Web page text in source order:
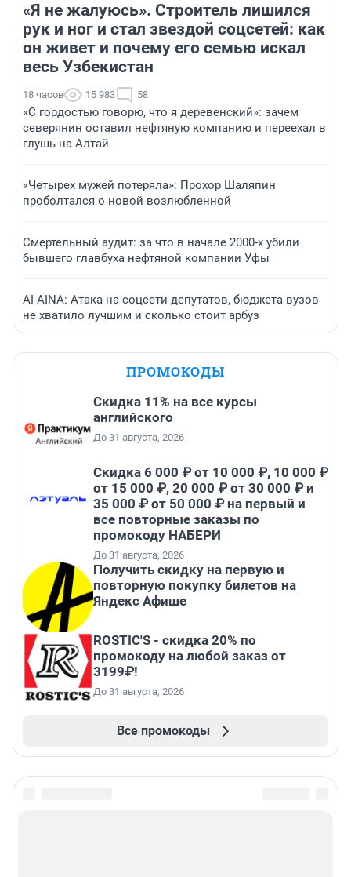
«Я не жалуюсь». Строитель лишился
рук и ног и стал звездой соцсетей: как
он живет и почему его семью искал
весь Узбекистан
18 часов 15 983 58
«С гордостью говорю, что я деревенский»: зачем
северянин оставил нефтяную компанию и переехал в
глушь на Алтай
«Четырех мужей потеряла»: Прохор Шаляпин
проболтался о новой возлюбленной
Смертельный аудит: за что в начале 2000-х убили
бывшего главбуха нефтяной компании Уфы
AI-AINA: Атака на соцсети депутатов, бюджета вузов
не хватило лучшим и сколько стоит арбуз
ПРОМОКОДЫ
Скидка 11% на все курсы
английского
До 31 августа, 2026
Скидка 6 000 ₽ от 10 000 ₽, 10 000 ₽
от 15 000 ₽, 20 000 ₽ от 30 000 ₽ и
35 000 ₽ от 50 000 ₽ на первый и
все повторные заказы по
промокоду НАБЕРИ
До 31 августа, 2026
Получить скидку на первую и
повторную покупку билетов на
Яндекс Афише
ROSTIC'S - скидка 20% по
промокоду на любой заказ от
3199₽!
До 31 августа, 2026
Все промокоды